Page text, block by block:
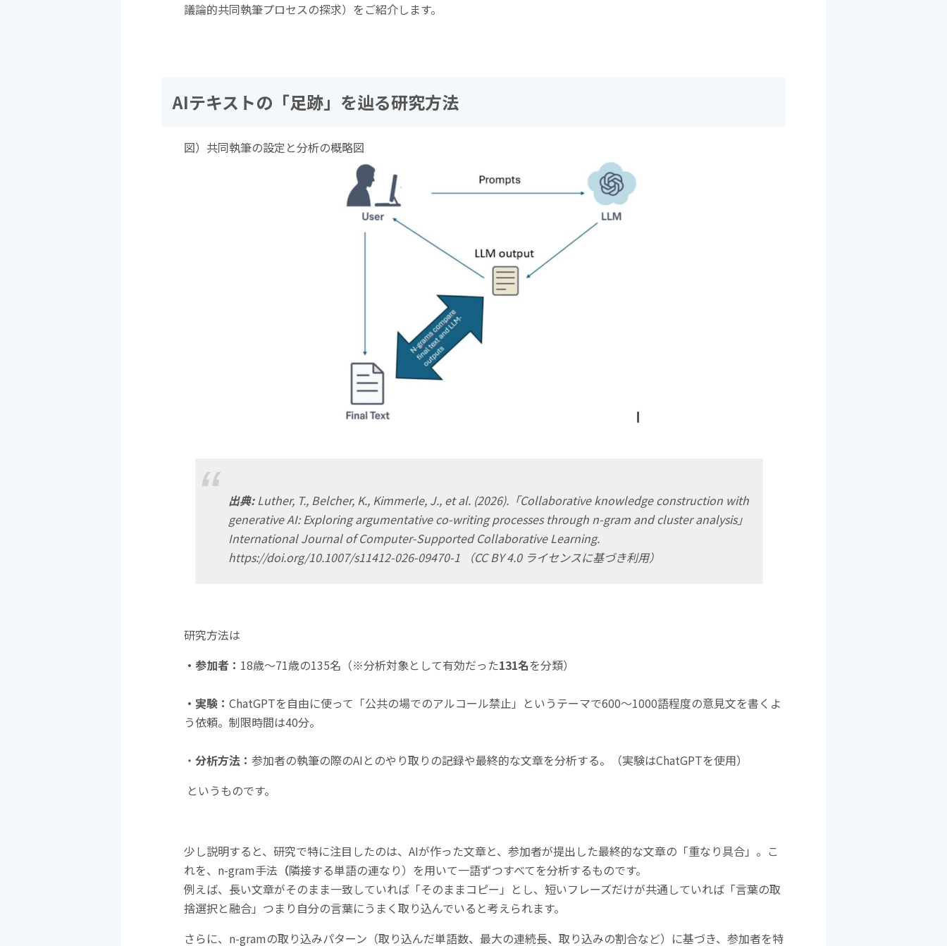
議論的共同執筆プロセスの探求）をご紹介します。
AIテキストの「足跡」を辿る研究方法
図）共同執筆の設定と分析の概略図
出典:Luther, T., Belcher, K., Kimmerle, J., et al. (2026).「Collaborative knowledge construction with
generative AI: Exploring argumentative co-writing processes through n-gram and cluster analysis」
International Journal of Computer-Supported Collaborative Learning.
https://doi.org/10.1007/s11412-026-09470-1 （CC BY 4.0 ライセンスに基づき利用）
研究方法は
・参加者： 18歳〜71歳の135名（※分析対象として有効だった131名を分類）
・実験： ChatGPTを自由に使って「公共の場でのアルコール禁止」というテーマで600〜1000語程度の意見文を書くよ
う依頼。制限時間は40分。
・ 分析方法： 参加者の執筆の際のAIとのやり取りの記録や最終的な文章を分析する。（実験はChatGPTを使用）
というものです。
少し説明すると、研究で特に注目したのは、AIが作った文章と、参加者が提出した最終的な文章の「重なり具合」。こ
れを、n-gram手法 （隣接する単語の連なり）を用いて一語ずつすべてを分析するものです。
例えば、長い文章がそのまま一致していれば「そのままコピー」とし、短いフレーズだけが共通していれば「言葉の取
捨選択と融合」つまり自分の言葉にうまく取り込んでいると考えられます。
さらに、n-gramの取り込みパターン（取り込んだ単語数、最大の連続長、取り込みの割合など）に基づき、参加者を特